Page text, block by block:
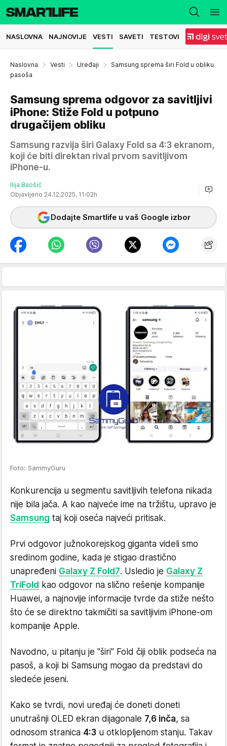
NASLOVNA NAJNOVIJE VESTI SAVETI TESTOVI
Naslovna Vesti Uređaji
Samsung sprema širi Fold u obliku
pasoša
Samsung sprema odgovor za savitljivi
iPhone: Stiže Fold u potpuno
drugačijem obliku
Samsung razvija širi Galaxy Fold sa 4:3 ekranom,
koji će biti direktan rival prvom savitljivom
iPhone-u.
Ilija Baošić
Objavljeno 24.12.2025. 11:02h
Dodajte Smartlife u vaš Google izbor
Foto: SammyGuru
Konkurencija u segmentu savitljivih telefona nikada
nije bila jača. A kao najveće ime na tržištu, upravo je
Samsung taj koji oseća najveći pritisak.
Prvi odgovor južnokorejskog giganta videli smo
sredinom godine, kada je stigao drastično
unapređeni Galaxy Z Fold7. Usledio je Galaxy Z
TriFold kao odgovor na slično rešenje kompanije
Huawei, a najnovije informacije tvrde da stiže nešto
što će se direktno takmičiti sa savitljivim iPhone-om
kompanije Apple.
Navodno, u pitanju je "širi" Fold čiji oblik podseća na
pasoš, a koji bi Samsung mogao da predstavi do
sledeće jeseni.
Kako se tvrdi, novi uređaj će doneti doneti
unutrašnji OLED ekran dijagonale 7,6 inča, sa
odnosom stranica 4:3 u otklopljenom stanju. Takav